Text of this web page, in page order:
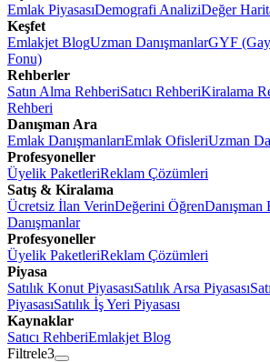
Emlak PiyasasıDemografi AnaliziDeğer
Keşfet
Emlakjet BlogUzman DanışmanlarGYF
Fonu)
Rehberler
Satın Alma RehberiSatıcı RehberiKiralama
Rehberi
Danışman Ara
Emlak DanışmanlarıEmlak OfisleriUzman
Profesyoneller
Üyelik PaketleriReklam Çözümleri
Satış & Kiralama
Ücretsiz İlan VerinDeğerini ÖğrenDanışman
Danışmanlar
Profesyoneller
Üyelik PaketleriReklam Çözümleri
Piyasa
Satılık Konut PiyasasıSatılık Arsa Piyasası
PiyasasıSatılık İş Yeri Piyasası
Kaynaklar
Satıcı RehberiEmlakjet Blog
Filtrele3